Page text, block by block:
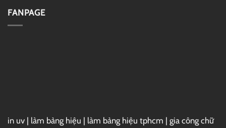
FANPAGE
in uv | làm bảng hiệu | làm bảng hiệu tphcm | gia công chữ